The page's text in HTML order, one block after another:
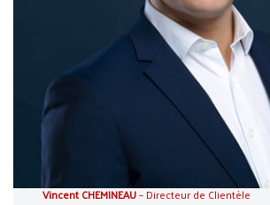
Vincent CHEMINEAU– Directeur de Clientèle